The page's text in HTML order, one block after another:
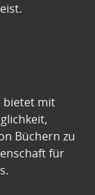
bietet mit
Büchern zu
für